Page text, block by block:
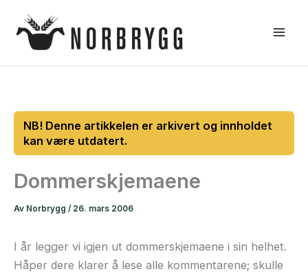
rett
Dommerskjemaene
Av Norbrygg / 26. mars 2006
I år legger vi igjen ut dommerskjemaene i sin helhet.
Håper dere klarer å lese alle kommentarene; skulle